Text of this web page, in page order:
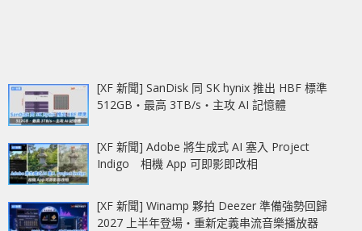
[XF 新聞] SanDisk 同 SK hynix 推出 HBF 標準
512GB‧最高 3TB/s‧主攻 AI 記憶體
[XF 新聞] Adobe 將生成式 AI 塞入 Project
Indigo 相機 App 可即影即改相
[XF 新聞] Winamp 夥拍 Deezer 準備強勢回歸
2027 上半年登場‧重新定義串流音樂播放器